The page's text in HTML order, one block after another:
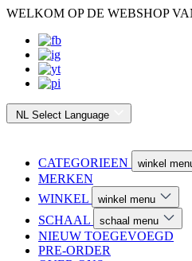
WELKOM OP DE WEBSHOP
NL Select Language
CATEGORIEEN winkel
MERKEN
WINKEL
winkel menu
SCHAAL schaal menu
NIEUW TOEGEVOEGD
PRE-ORDER